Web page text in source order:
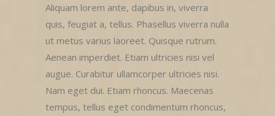
Aliquam lorem ante, dapibus in, viverra
quis, feugiat a, tellus. Phasellus viverra nulla
ut metus varius laoreet. Quisque rutrum.
Aenean imperdiet. Etiam ultricies nisi vel
augue. Curabitur ullamcorper ultricies nisi.
Nam eget dui. Etiam rhoncus. Maecenas
tempus, tellus eget condimentum rhoncus,